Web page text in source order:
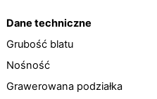
Dane techniczne
Grubość blatu
Nośność
Grawerowana podziałka